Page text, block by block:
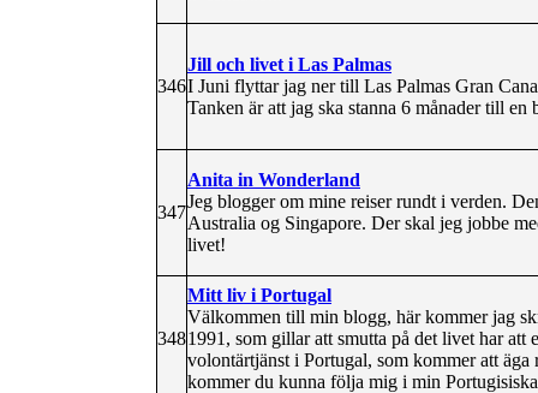
346
Jill och livet i Las Palmas
I Juni flyttar jag ner till Las Palmas Gran
Tanken är att jag ska stanna 6 månader till en
347
Anita in Wonderland
Jeg blogger om mine reiser rundt i verden.
Australia og Singapore. Der skal jeg jobbe
livet!
348
Mitt liv i Portugal
Välkommen till min blogg, här kommer jag
1991, som gillar att smutta på det livet har
volontärtjänst i Portugal, som kommer att
kommer du kunna följa mig i min